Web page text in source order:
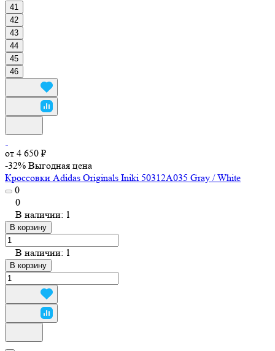
41
42
43
44
45
46
от 4 650 ₽
-32% Выгодная цена
Кроссовки Adidas Originals Iniki 50312A035 Gray / White
0
0
В наличии: 1
В корзину
В наличии: 1
В корзину